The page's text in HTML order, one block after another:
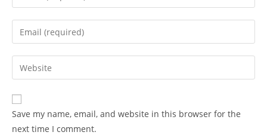
Save my name, email, and website in this browser for the
next time I comment.